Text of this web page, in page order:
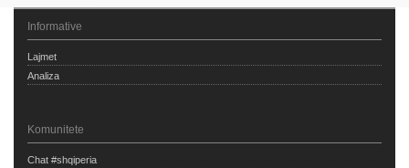
Informative
Lajmet
Analiza
Komunitete
Chat #shqiperia